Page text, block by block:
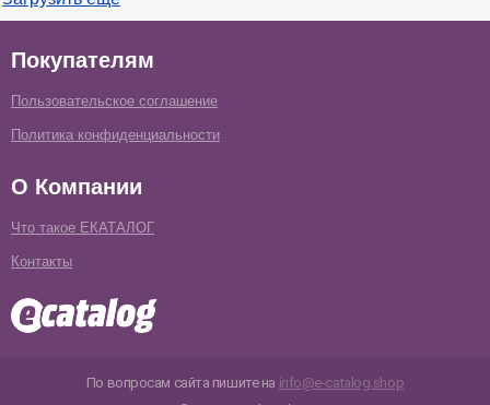
Покупателям
Пользовательское соглашение
Политика конфиденциальности
О Компании
Что такое ЕКАТАЛОГ
Контакты
По вопросам сайта пишите на info@e-catalog.shop